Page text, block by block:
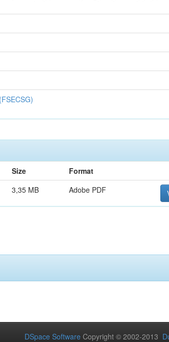
Size
Format
3,35 MB Adobe PDF
DSpace Software Copyright © 2002-2013